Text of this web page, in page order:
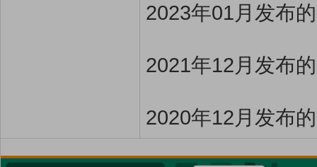
2023年01月发布
2021年12月发布
2020年12月发布